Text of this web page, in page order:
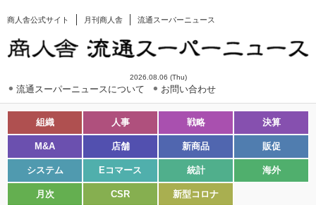
商人舎公式サイト 月刊商人舎 流通スーパーニュース
2026.08.06 (Thu)
流通スーパーニュースについて お問い合わせ
組織 人事 戦略 決算
M&A 店舗 新商品 販促
システム Eコマース 統計 海外
月次 CSR 新型コロナ